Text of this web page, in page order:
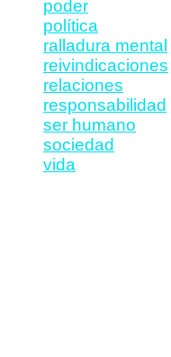
poder
política
ralladura mental
reivindicaciones
relaciones
responsabilidad
ser humano
sociedad
vida